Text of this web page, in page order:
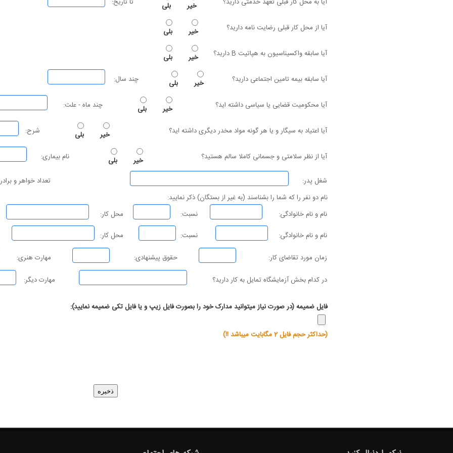
خیر بلی
آیا از محل کار قبلی رضایت نامه دارید؟ خیر
بلی
آیا سابقه واکسیناسیون به هپاتیت B دارید؟
خیر
بلی
آیا سابقه بیمه تامین اجتماعی دارید؟
خیر بلی چند سال:
آیا محکومیت قضایی یا سیاسی داشته اید؟ خیر بلی چند ماه - علت:
آیا اعتیاد به سیگار و یا هر گونه مواد مخدر دیگری داشته اید؟ خیر بلی شرح:
آیا از نظر سلامتی و جسمانی کاملا سالم هستید؟ خیر بلی نام بیماری:
شغل پدر:
تعداد خواهر و
نام دو نفر را که شما را بشناسند (به غیر از بستگان) ذکر نمایید:
نام و نام خانوادگی:
نسبت: محل کار:
نام و نام خانوادگی:
نسبت: محل کار:
زمان مورد تقاضای کار:
حقوق پیشنهادی:
مهارت هنری:
در کدام بخش آزمایشگاه تمایل به کار دارید؟
مهارت دیگر:
فایل ضمیمه (در صورت نیاز میتوانید مدارک خود را بصورت فایل زیپ و یا فایل تکی ضمیمه نمایید):
(حداکثر حجم فایل 2 مگابایت میباشد !!)